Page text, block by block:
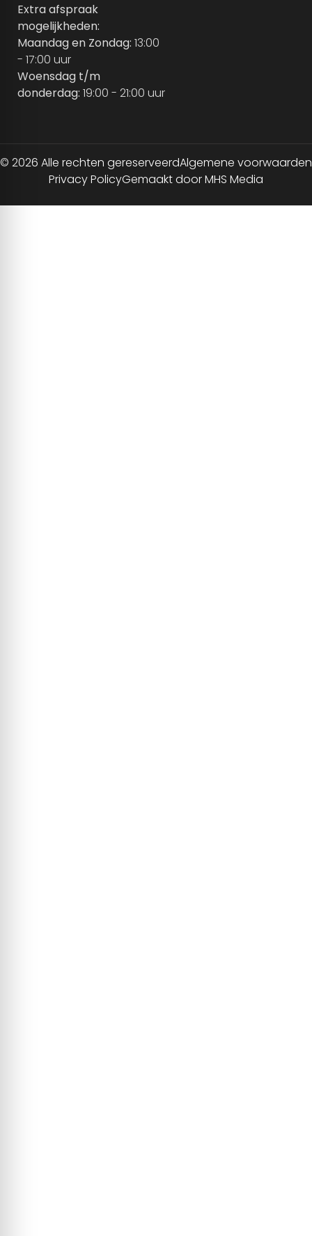
Extra afspraak
mogelijkheden:
Maandag en Zondag: 13:00
- 17:00 uur
Woensdag t/m
donderdag: 19:00 - 21:00 uur
© 2026 Alle rechten gereserveerdAlgemene voorwaarden
Privacy PolicyGemaakt door MHS Media